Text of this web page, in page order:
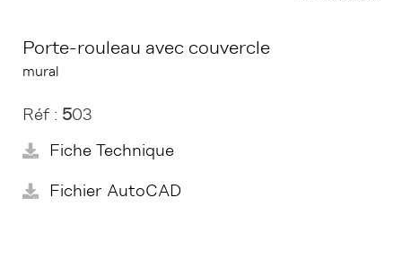
Porte-rouleau avec couvercle
mural
Réf : 503
Fiche Technique
Fichier AutoCAD